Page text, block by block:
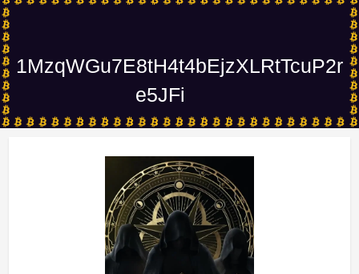
1MzqWGu7E8tH4t4bEjzXLRtTcuP2r
e5JFi